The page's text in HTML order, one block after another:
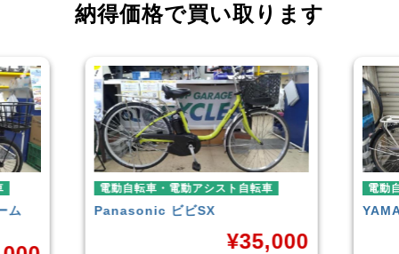
納得価格で買い取ります
ト自転車
¥35,000
電動自転車・電動アシスト自転車
YAMAHAPAS With
¥38,929